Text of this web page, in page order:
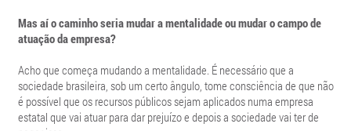
Mas aí o caminho seria mudar a mentalidade ou mudar o campo de
atuação da empresa?
Acho que começa mudando a mentalidade. É necessário que a
sociedade brasileira, sob um certo ângulo, tome consciência de que não
é possível que os recursos públicos sejam aplicados numa empresa
estatal que vai atuar para dar prejuízo e depois a sociedade vai ter de